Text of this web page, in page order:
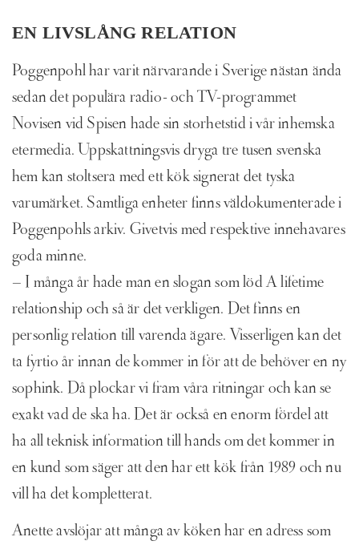
EN LIVSLÅNG RELATION
Poggenpohl har varit närvarande i Sverige nästan ända
sedan det populära radio- och TV-programmet
Novisen vid Spisen hade sin storhetstid i vår inhemska
etermedia. Uppskattningsvis dryga tre tusen svenska
hem kan stoltsera med ett kök signerat det tyska
varumärket. Samtliga enheter finns väldokumenterade i
Poggenpohls arkiv. Givetvis med respektive innehavares
goda minne.
– I många år hade man en slogan som löd A lifetime
relationship och så är det verkligen. Det finns en
personlig relation till varenda ägare. Visserligen kan det
ta fyrtio år innan de kommer in för att de behöver en ny
sophink. Då plockar vi fram våra ritningar och kan se
exakt vad de ska ha. Det är också en enorm fördel att
ha all teknisk information till hands om det kommer in
en kund som säger att den har ett kök från 1989 och nu
vill ha det kompletterat.
Anette avslöjar att många av köken har en adress som